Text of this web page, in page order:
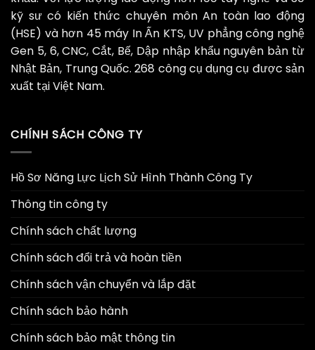
kỹ sư có kiến thức chuyên môn An toàn lao động
(HSE) và hơn 45 máy In Ấn KTS, UV phẳng công nghệ
Gen 5, 6, CNC, Cắt, Bế, Dập nhập khẩu nguyên bản từ
Nhật Bản, Trung Quốc. 268 công cụ dụng cụ được sản
xuất tại Việt Nam.
CHÍNH SÁCH CÔNG TY
Hồ Sơ Năng Lực Lịch Sử Hình Thành Công Ty
Thông tin công ty
Chính sách chất lượng
Chính sách đổi trả và hoàn tiền
Chính sách vận chuyển và lắp đặt
Chính sách bảo hành
Chính sách bảo mật thông tin